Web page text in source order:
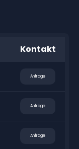
Kontakt
Anfrage
Anfrage
Anfrage